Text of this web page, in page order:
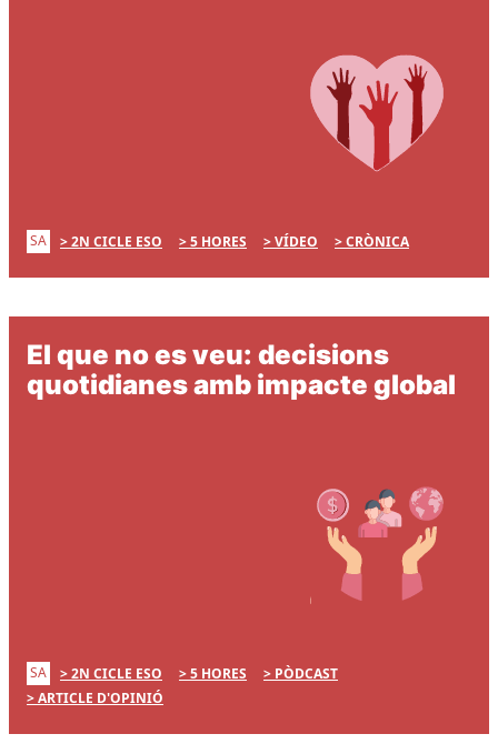
SA 2N CICLE ESO 5 HORES VÍDEO CRÒNICA
El que no es veu: decisions
quotidianes amb impacte global
SA 2N CICLE ESO 5 HORES
PÒDCAST
ARTICLE D'OPINIÓ